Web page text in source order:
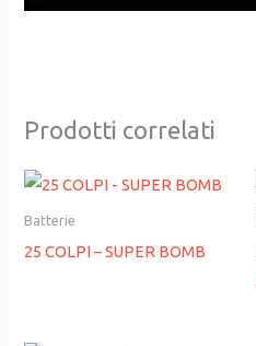
Prodotti correlati
Batterie
25 COLPI – SUPER BOMB